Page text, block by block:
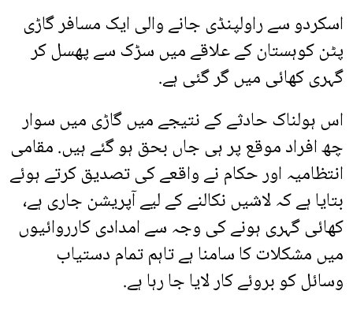
اسکردو سے راولپنڈی جانے والی ایک مسافر گاڑی
پٹن کوہستان کے علاقے میں سڑک سے پھسل کر
گہری کھائی میں گر گئی ہے.
اس ہولناک حادثے کے نتیجے میں گاڑی میں سوار
چھ افراد موقع پر ہی جاں بحق ہو گئے ہیں. مقامی
انتظامیہ اور حکام نے واقعے کی تصدیق کرتے ہوئے
بتایا ہے کہ لاشیں نکالنے کے لیے آپریشن جاری ہے،
کھائی گہری ہونے کی وجہ سے امدادی کارروائیوں
میں مشکلات کا سامنا ہے تاہم تمام دستیاب
وسائل کو بروئے کار لایا جا رہا ہے.